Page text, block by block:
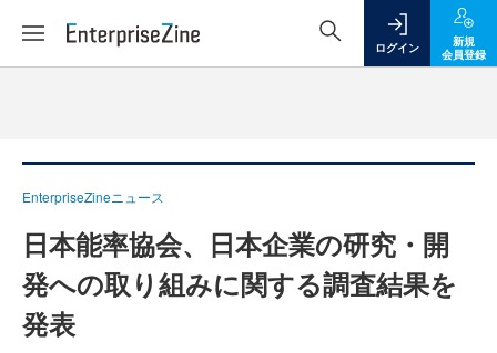
ログイン
新規
会員登録
EnterpriseZineニュース
日本能率協会、日本企業の研究・開
発への取り組みに関する調査結果を
発表